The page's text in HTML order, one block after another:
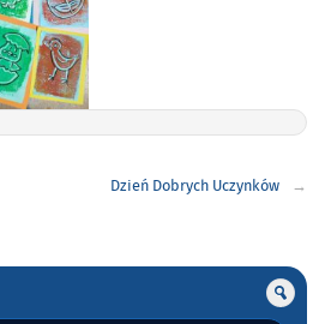
Dzień Dobrych Uczynków